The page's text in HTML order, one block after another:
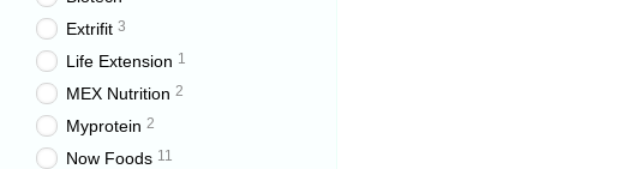
Extrifit 3
Life Extension 1
MEX Nutrition 2
Myprotein 2
Now Foods 11